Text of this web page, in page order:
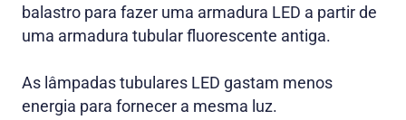
balastro para fazer uma armadura LED a partir de
uma armadura tubular fluorescente antiga.
As lâmpadas tubulares LED gastam menos
energia para fornecer a mesma luz.